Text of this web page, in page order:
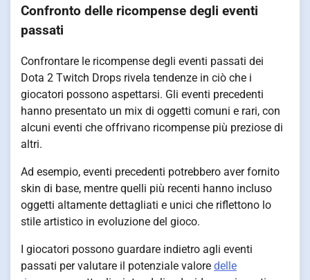
Confronto delle ricompense degli eventi
passati
Confrontare le ricompense degli eventi passati dei
Dota 2 Twitch Drops rivela tendenze in ciò che i
giocatori possono aspettarsi. Gli eventi precedenti
hanno presentato un mix di oggetti comuni e rari, con
alcuni eventi che offrivano ricompense più preziose di
altri.
Ad esempio, eventi precedenti potrebbero aver fornito
skin di base, mentre quelli più recenti hanno incluso
oggetti altamente dettagliati e unici che riflettono lo
stile artistico in evoluzione del gioco.
I giocatori possono guardare indietro agli eventi
passati per valutare il potenziale valore delle